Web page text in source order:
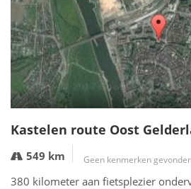
Kastelen route Oost
549 km Geen kenmerken
380 kilometer aan fietsplezier